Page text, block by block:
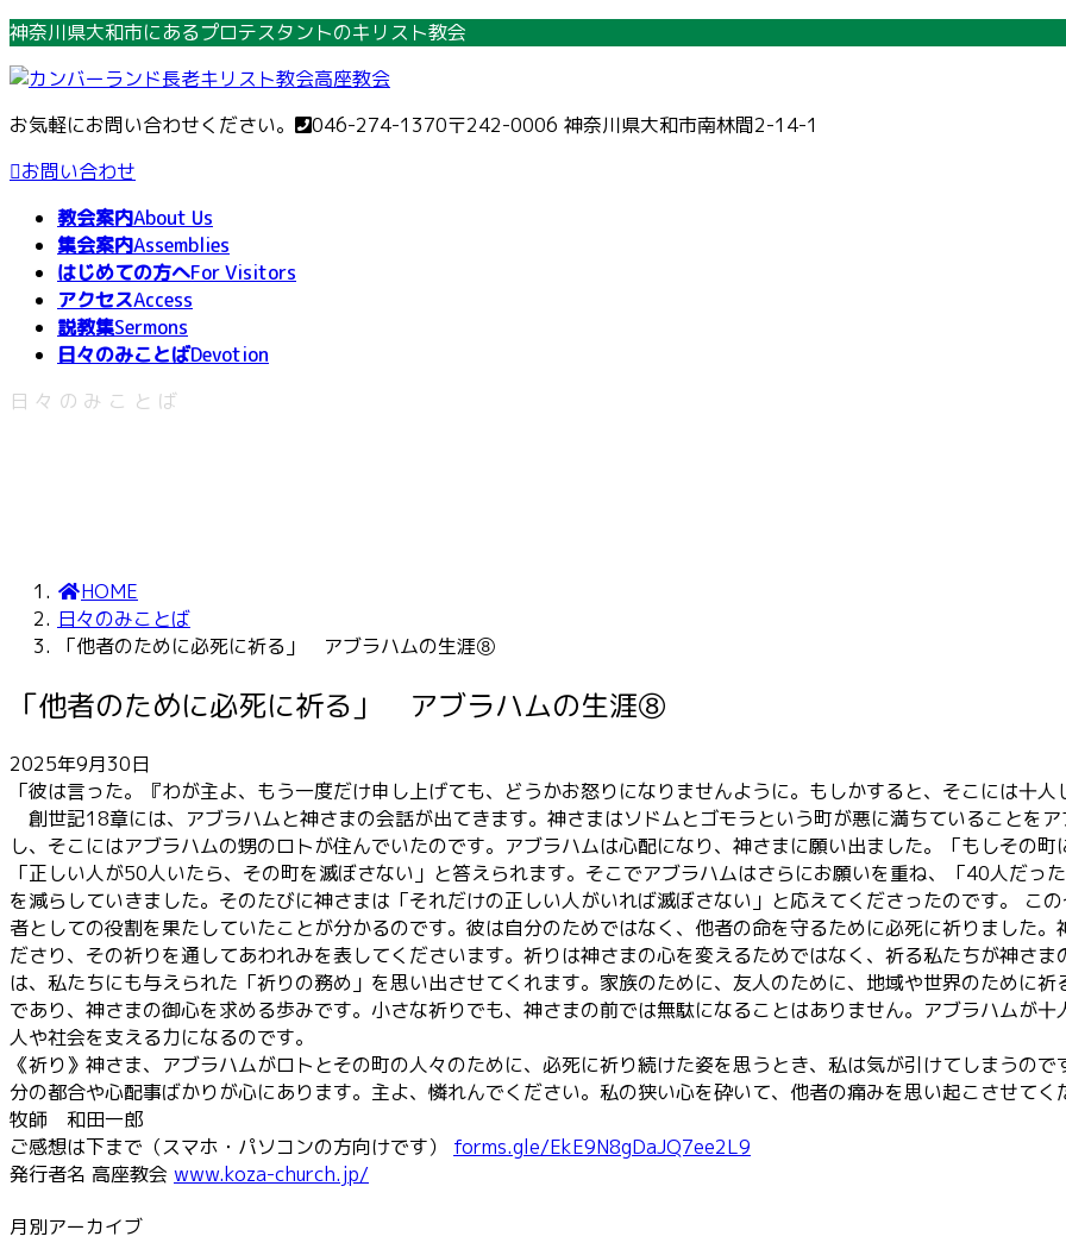
コ
テ
ン
ツ
へ
ナ
ゲ
ー
シ
ョ
神奈川県大和市にあるプロテスタントのキリスト教会
お気軽にお問い合わせください。 046-274-1370〒242-0006 神奈川県大和市南林間2-14-1
お問い合わせ
教会案内About Us
集会案内Assemblies
はじめての方へFor Visitors
アクセスAccess
説教集Sermons
日々のみことばDevotion
日々のみことば
HOME
日々のみことば
「他者のために必死に祈る」 アブラハムの生涯⑧
「他者のために必死に祈る」 アブラハムの生涯⑧
2025年9月30日
「彼は言った。『わが主よ、もう一度だけ申し上げても、どうかお怒りになりませんように。もしかすると、そこには十
創世記18章には、アブラハムと神さまの会話が出てきます。神さまはソドムとゴモラという町が悪に満ちていることを
し、そこにはアブラハムの甥のロトが住んでいたのです。アブラハムは心配になり、神さまに願い出ました。「もしその
「正しい人が50人いたら、その町を滅ぼさない」と答えられます。そこでアブラハムはさらにお願いを重ね、「40人だ
を減らしていきました。そのたびに神さまは「それだけの正しい人がいれば滅ぼさない」と応えてくださったのです。 こ
者としての役割を果たしていたことが分かるのです。彼は自分のためではなく、他者の命を守るために必死に祈りました
ださり、その祈りを通してあわれみを表してくださいます。祈りは神さまの心を変えるためではなく、祈る私たちが神さ
は、私たちにも与えられた「祈りの務め」を思い出させてくれます。家族のために、友人のために、地域や世界のために
であり、神さまの御心を求める歩みです。小さな祈りでも、神さまの前では無駄になることはありません。アブラハムが
人や社会を支える力になるのです。
《祈り》神さま、アブラハムがロトとその町の人々のために、必死に祈り続けた姿を思うとき、私は気が引けてしまうの
分の都合や心配事ばかりが心にあります。主よ、憐れんでください。私の狭い心を砕いて、他者の痛みを思い起こさせてく
牧師 和田一郎
ご感想は下まで（スマホ・パソコンの方向けです） forms.gle/EkE9N8gDaJQ7ee2L9
発行者名 高座教会 www.koza-church.jp/
月別アーカイブ